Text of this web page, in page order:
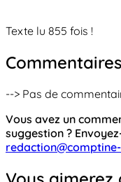
Texte lu 855 fois !
--> Pas de
Vous avez un
suggestion ?